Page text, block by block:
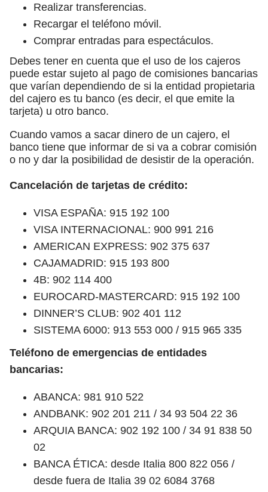
Realizar transferencias.
Recargar el teléfono móvil.
Comprar entradas para espectáculos.
Debes tener en cuenta que el uso de los cajeros
puede estar sujeto al pago de comisiones bancarias
que varían dependiendo de si la entidad propietaria
del cajero es tu banco (es decir, el que emite la
tarjeta) u otro banco.
Cuando vamos a sacar dinero de un cajero, el
banco tiene que informar de si va a cobrar comisión
o no y dar la posibilidad de desistir de la operación.
Cancelación de tarjetas de crédito:
VISA ESPAÑA: 915 192 100
VISA INTERNACIONAL: 900 991 216
AMERICAN EXPRESS: 902 375 637
CAJAMADRID: 915 193 800
4B: 902 114 400
EUROCARD-MASTERCARD: 915 192 100
DINNER’S CLUB: 902 401 112
SISTEMA 6000: 913 553 000 / 915 965 335
Teléfono de emergencias de entidades
bancarias:
ABANCA: 981 910 522
ANDBANK: 902 201 211 / 34 93 504 22 36
ARQUIA BANCA: 902 192 100 / 34 91 838 50
02
BANCA ÉTICA: desde Italia 800 822 056 /
desde fuera de Italia 39 02 6084 3768